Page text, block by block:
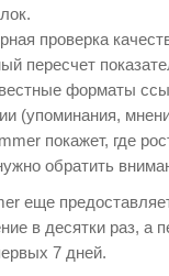
проверка
пересчет
форматы
(упоминания,
покажет, где
обратить
еще
в десятки раз, а
7 дней.